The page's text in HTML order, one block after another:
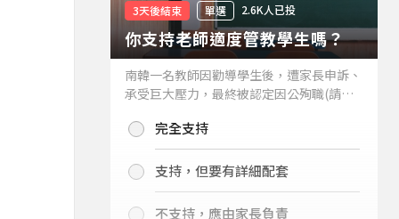
3天後結束 單選 2.6K人已投
你支持老師適度管教學生嗎？
南韓一名教師因勸導學生後，遭家長申訴、
承受巨大壓力，最終被認定因公殉職(請見
你支持老師適度管教學生嗎？
完全支持
支持，但要有詳細配套
不支持，應由家長負責